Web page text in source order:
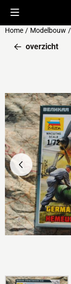
Cookievoorkeuren
Home / Modelbouw /
overzicht